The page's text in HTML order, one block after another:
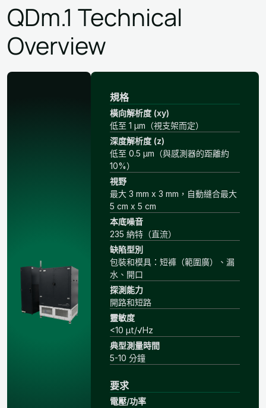
QDm.1 Technical
Overview
規格
橫向解析度 (xy)
低至 1 μm（視支架而定）
深度解析度 (z)
低至 0.5 μm（與感測器的距離約
10%）
視野
最大 3 mm x 3 mm，自動縫合最大
5 cm x 5 cm
本底噪音
235 納特（直流）
缺陷型別
包裝和模具：短褲（範圍廣）、漏
水、開口
探測能力
開路和短路
靈敏度
<10 μt/√Hz
典型測量時間
5-10 分鐘
要求
電壓/功率